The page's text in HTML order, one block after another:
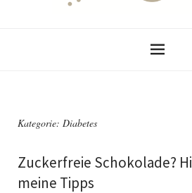
Kategorie: Diabetes
Zuckerfreie Schokolade?
meine Tipps